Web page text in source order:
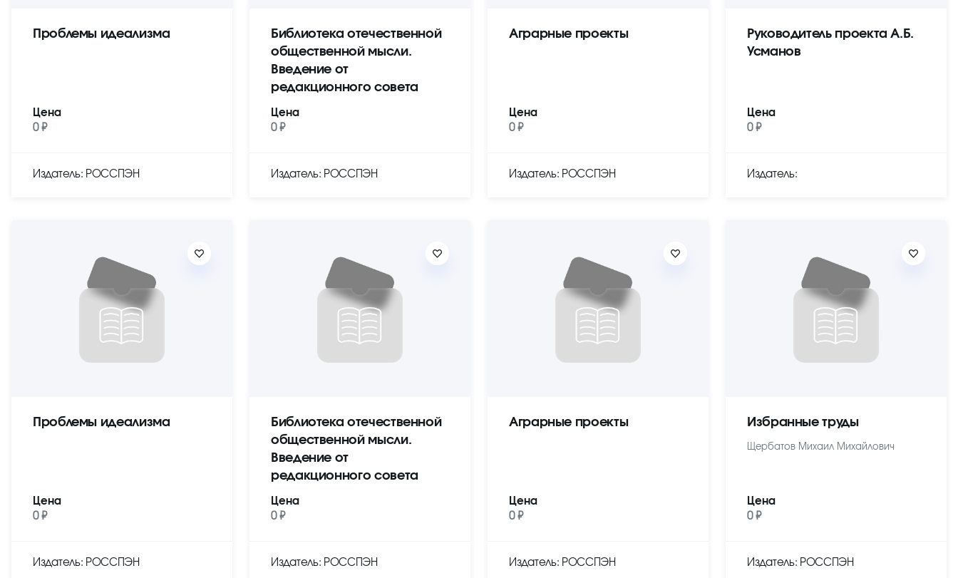
Проблемы идеализма
Цена
0 ₽
Издатель: РОССПЭН
Библиотека отечественной
общественной мысли.
Введение от
редакционного совета
Цена
0 ₽
Издатель: РОССПЭН
Аграрные проекты
Цена
0 ₽
Издатель: РОССПЭН
Руководитель проекта А.Б.
Усманов
Цена
0 ₽
Издатель:
Проблемы идеализма
Цена
0 ₽
Издатель: РОССПЭН
Библиотека отечественной
общественной мысли.
Введение от
редакционного совета
Цена
0 ₽
Издатель: РОССПЭН
Аграрные проекты
Цена
0 ₽
Издатель: РОССПЭН
Избранные труды
Щербатов Михаил Михайлович
Цена
0 ₽
Издатель: РОССПЭН